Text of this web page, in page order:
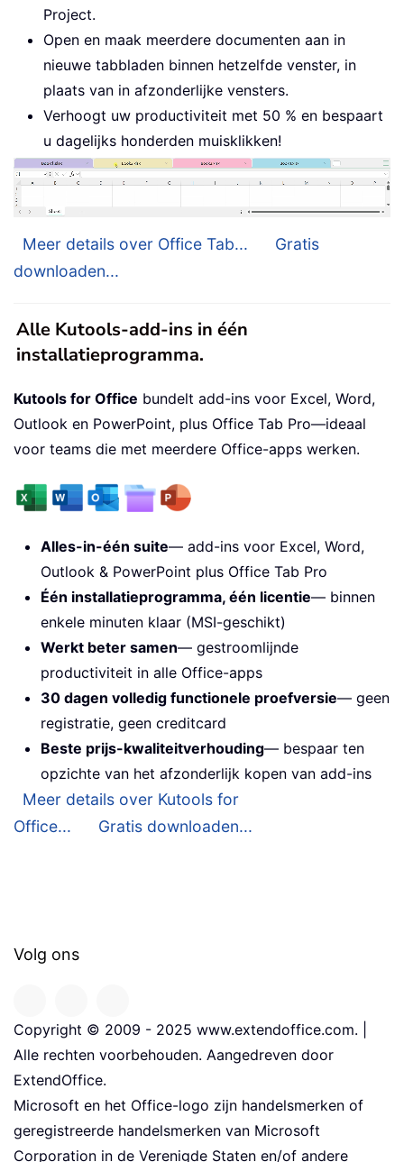
Project.
Open en maak meerdere documenten aan in
nieuwe tabbladen binnen hetzelfde venster, in
plaats van in afzonderlijke vensters.
Verhoogt uw productiviteit met 50 % en bespaart
u dagelijks honderden muisklikken!
Meer details over Office Tab...
Gratis
downloaden...
Alle Kutools-add-ins in één
installatieprogramma.
Kutools for Office bundelt add-ins voor Excel, Word,
Outlook en PowerPoint, plus Office Tab Pro—ideaal
voor teams die met meerdere Office-apps werken.
Alles-in-één suite— add-ins voor Excel, Word,
Outlook & PowerPoint plus Office Tab Pro
Één installatieprogramma, één licentie— binnen
enkele minuten klaar (MSI-geschikt)
Werkt beter samen— gestroomlijnde
productiviteit in alle Office-apps
30 dagen volledig functionele proefversie— geen
registratie, geen creditcard
Beste prijs-kwaliteitverhouding— bespaar ten
opzichte van het afzonderlijk kopen van add-ins
Meer details over Kutools for
Office...
Gratis downloaden...
Volg ons
Copyright © 2009 - 2025 www.extendoffice.com. |
Alle rechten voorbehouden. Aangedreven door
ExtendOffice.
Microsoft en het Office-logo zijn handelsmerken of
geregistreerde handelsmerken van Microsoft
Corporation in de Verenigde Staten en/of andere